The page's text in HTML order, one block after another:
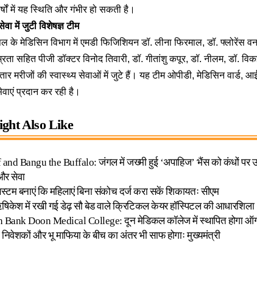
में यह स्थिति और गंभीर हो सकती है।
में जुटी विशेषज्ञ टीम
के मेडिसिन विभाग में एमडी फिजिशियन डॉ. लीना फिरमाल, डॉ. फ्लोरेंस
सहित पीजी डॉक्टर विनोद तिवारी, डॉ. गीतांशु कपूर, डॉ. नीलम, डॉ.
मरीजों की स्वास्थ्य सेवाओं में जुटे हैं। यह टीम ओपीडी, मेडिसिन वार्ड,
प्रदान कर रही है।
Also Like
and Bangu the Buffalo: जंगल में जख्मी हुई ‘अपाहिज’ भैंस को कंधों पर
सेवा
बनाएं कि महिलाएं बिना संकोच दर्ज करा सकें शिकायतः सीएम
में रखी गई डेढ़ सौ बेड वाले क्रिटिकल केयर हॉस्पिटल की आधारशिला
Bank Doon Medical College: दून मेडिकल कॉलेज में स्थापित होगा
और भू माफिया के बीच का अंतर भी साफ होगाः मुख्यमंत्री